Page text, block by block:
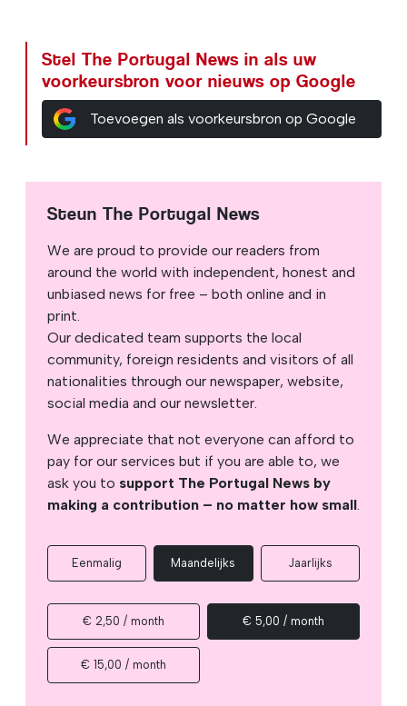
Stel The Portugal News in als uw
voorkeursbron voor nieuws op Google
Toevoegen als voorkeursbron op Google
Steun The Portugal News
We are proud to provide our readers from
around the world with independent, honest and
unbiased news for free – both online and in
print.
Our dedicated team supports the local
community, foreign residents and visitors of all
nationalities through our newspaper, website,
social media and our newsletter.
We appreciate that not everyone can afford to
pay for our services but if you are able to, we
ask you to support The Portugal News by
making a contribution – no matter how small
Eenmalig Maandelijks Jaarlijks
€ 2,50 / month € 5,00 / month
€ 15,00 / month